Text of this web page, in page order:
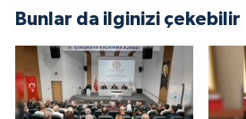
Bunlar da ilginizi çekebilir